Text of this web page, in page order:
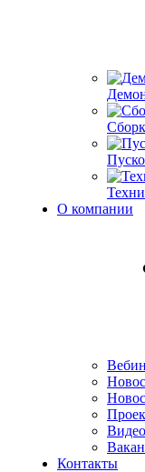
О компании
Видео
Контакты